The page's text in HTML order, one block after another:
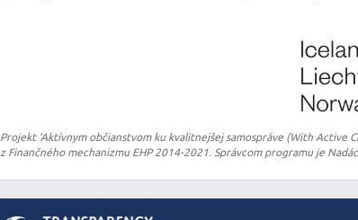
Projekt ‘Aktívnym občianstvom ku kvalitnejšej samospráve (With
z Finančného mechanizmu EHP 2014-2021. Správcom programu je